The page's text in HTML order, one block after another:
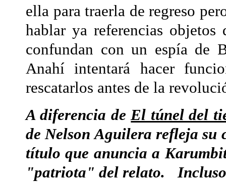
ella para traerla de regreso
hablar ya referencias
confundan con un espía de
Anahí intentará hacer
rescatarlos antes de la
A diferencia deEl túnel del
de Nelson Aguilera refleja su
título que anuncia a
"patriota" del relato. Incluso